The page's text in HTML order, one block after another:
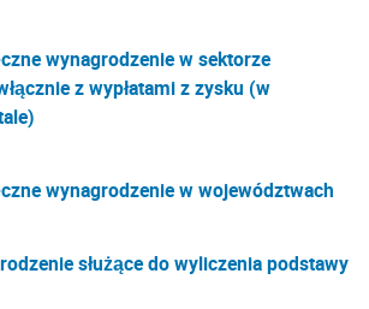
wynagrodzenie w sektorze
z wypłatami z zysku (w
wynagrodzenie w województwach
służące do wyliczenia podstawy